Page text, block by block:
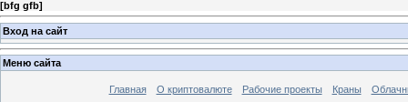
[bfg gfb]
Вход на сайт
Меню сайта
Главная О криптовалюте Рабочие проекты Краны